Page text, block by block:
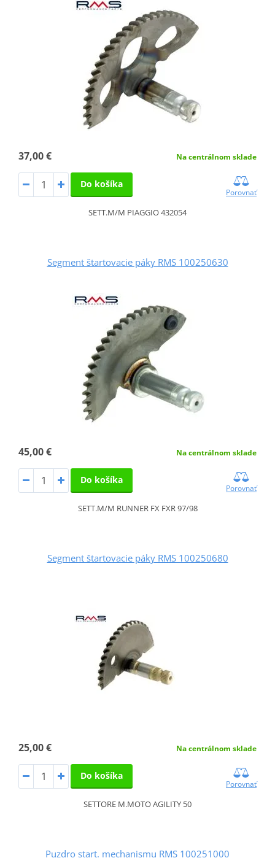
37,00 € Na centrálnom sklade
Do košíka
Porovnať
SETT.M/M PIAGGIO 432054
Segment štartovacie páky RMS 100250630
45,00 € Na centrálnom sklade
Do košíka
Porovnať
SETT.M/M RUNNER FX FXR 97/98
Segment štartovacie páky RMS 100250680
25,00 € Na centrálnom sklade
Do košíka
Porovnať
SETTORE M.MOTO AGILITY 50
Puzdro start. mechanismu RMS 100251000